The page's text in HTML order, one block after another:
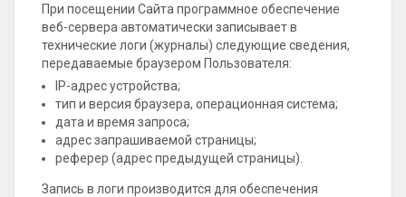
При посещении Сайта программное обеспечение
веб-сервера автоматически записывает в
технические логи (журналы) следующие сведения,
передаваемые браузером Пользователя:
IP-адрес устройства;
тип и версия браузера, операционная система;
дата и время запроса;
адрес запрашиваемой страницы;
реферер (адрес предыдущей страницы).
Запись в логи производится для обеспечения